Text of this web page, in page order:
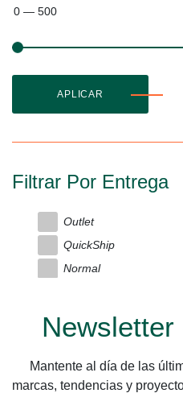
0 — 500
APLICAR
Filtrar Por Entrega
Outlet
QuickShip
Normal
Mantente al día de las
marcas, tendencias y